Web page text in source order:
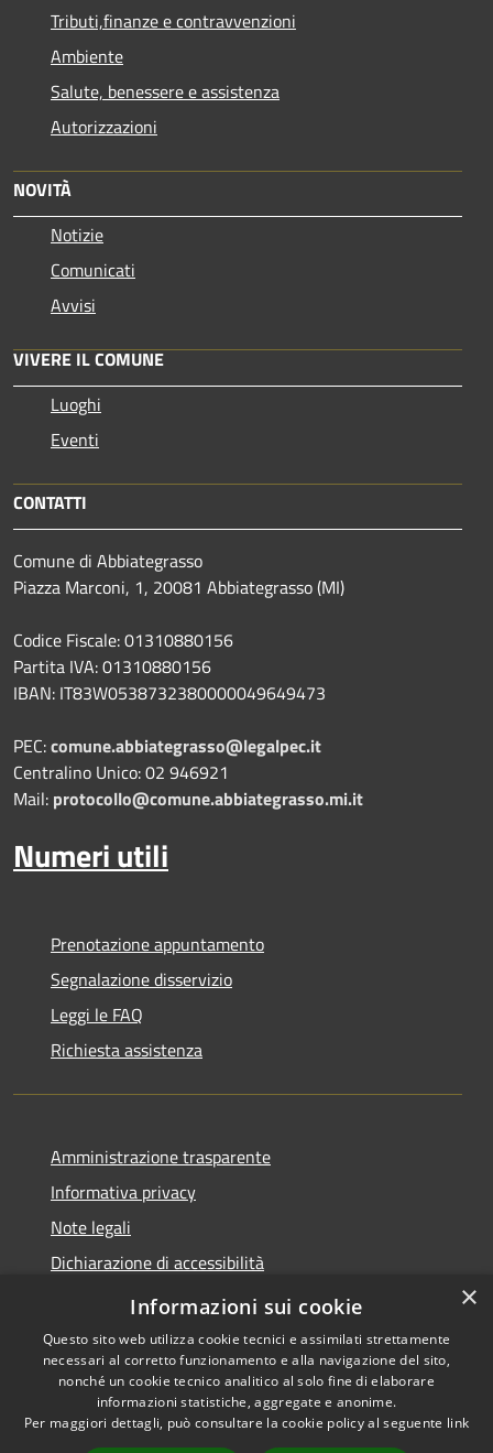
Tributi,finanze e contravvenzioni
Ambiente
Salute, benessere e assistenza
Autorizzazioni
NOVITÀ
Notizie
Comunicati
Avvisi
VIVERE IL COMUNE
Luoghi
Eventi
CONTATTI
Comune di Abbiategrasso
Piazza Marconi, 1, 20081 Abbiategrasso (MI)
Codice Fiscale: 01310880156
Partita IVA: 01310880156
IBAN: IT83W0538732380000049649473
PEC:comune.abbiategrasso@legalpec.it
Centralino Unico: 02 946921
Mail: protocollo@comune.abbiategrasso.mi.it
Numeri utili
Prenotazione appuntamento
Segnalazione disservizio
Leggi le FAQ
Richiesta assistenza
Amministrazione trasparente
Informativa privacy
Note legali
Dichiarazione di accessibilità
Whistleblowing
Accessibilità
Copyright © 2026 • Comune di
Abbiategrasso • Powered by
×
Informazioni sui cookie
Questo sito web utilizza cookie tecnici e assimilati strettamente
necessari al corretto funzionamento e alla navigazione del sito,
nonché un cookie tecnico analitico al solo fine di elaborare
informazioni statistiche, aggregate e anonime.
Per maggiori dettagli, può consultare la cookie policy al seguente link